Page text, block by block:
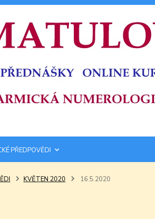
PŘEDPOVĚDI
KVĚTEN 2020 16.5.2020